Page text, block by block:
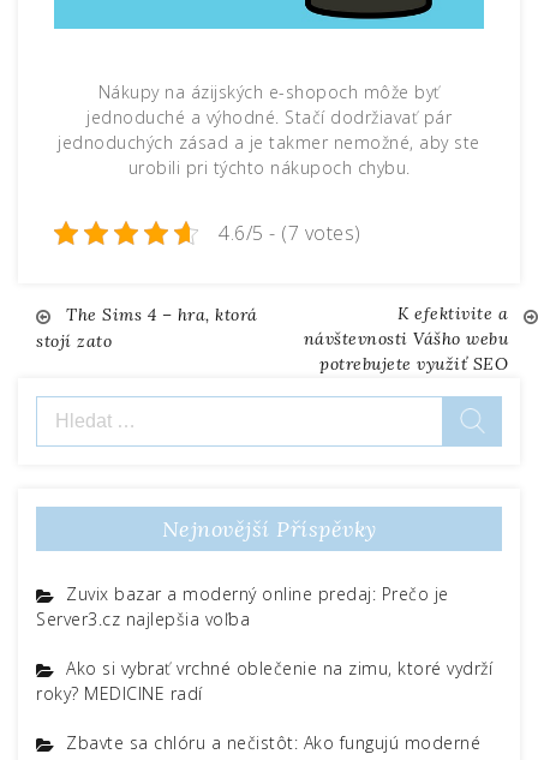
Nákupy na ázijských e-shopoch môže byť
jednoduché a výhodné. Stačí dodržiavať pár
jednoduchých zásad a je takmer nemožné, aby ste
urobili pri týchto nákupoch chybu.
4.6/5 - (7 votes)
Navigace
pro
příspěvek
The Sims 4 – hra, ktorá
stojí zato
K efektivite a
návštevnosti Vášho webu
potrebujete využiť SEO
Vyhledávání
Nejnovější Příspěvky
Zuvix bazar a moderný online predaj: Prečo je
Server3.cz najlepšia voľba
Ako si vybrať vrchné oblečenie na zimu, ktoré vydrží
roky? MEDICINE radí
Zbavte sa chlóru a nečistôt: Ako fungujú moderné